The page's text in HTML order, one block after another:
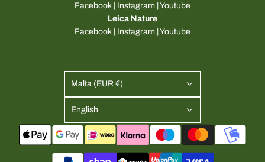
Facebook | Instagram |Youtube
Leica Nature
Facebook | Instagram |Youtube
Malta (EUR €)
English